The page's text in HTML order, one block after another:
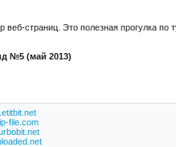
страниц. Это полезная прогулка по
№5 (май 2013)
file.com